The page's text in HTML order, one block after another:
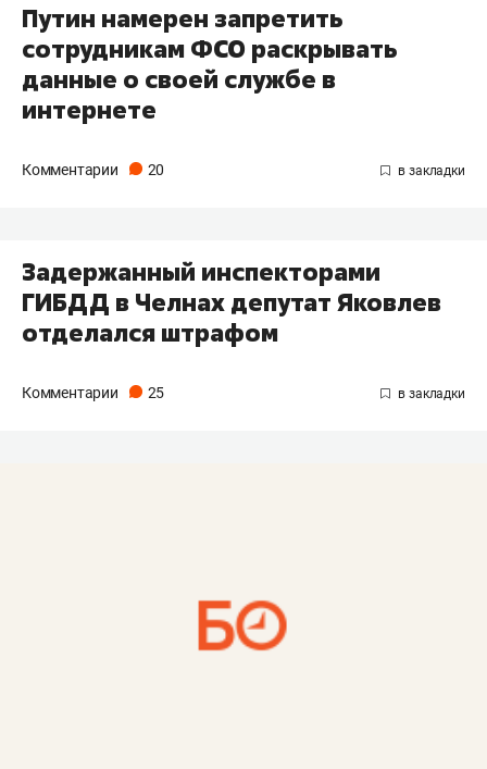
​Путин намерен запретить
сотрудникам ФСО раскрывать
данные о своей службе в
интернете
Комментарии 20
​Задержанный инспекторами
ГИБДД в Челнах депутат Яковлев
отделался штрафом
Комментарии 25